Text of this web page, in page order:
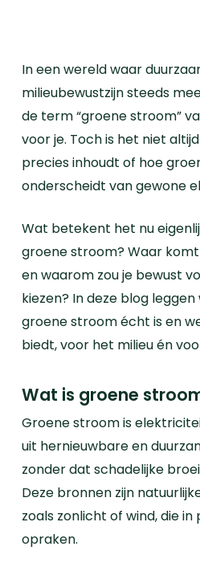
In een wereld waar
milieubewustzijn steeds
de term “groene stroom”
voor je. Toch is het niet
precies inhoudt of hoe
onderscheidt van gewone
Wat betekent het nu
groene stroom? Waar
en waarom zou je bewust
kiezen? In deze blog
groene stroom écht is en
biedt, voor het milieu én
Wat is groene
Groene stroom is
uit hernieuwbare en
zonder dat schadelijke
Deze bronnen zijn
zoals zonlicht of wind, die
opraken.